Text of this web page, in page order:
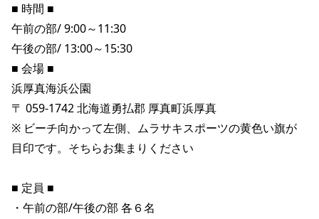
■ 時間 ■
午前の部/ 9:00～11:30
午後の部/ 13:00～15:30
■ 会場 ■
浜厚真海浜公園
〒 059-1742 北海道勇払郡 厚真町浜厚真
※ ビーチ向かって左側、ムラサキスポーツの黄色い旗が
目印です。そちらお集まりください
■ 定員 ■
・午前の部/午後の部 各６名